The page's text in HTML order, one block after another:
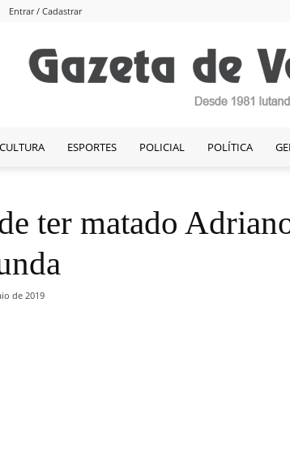
Entrar / Cadastrar
CULTURA ESPORTES POLICIAL POLÍTICA
ter matado
de 2019